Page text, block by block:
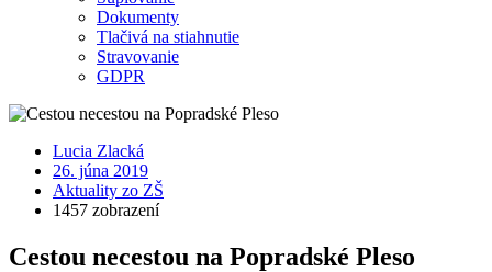
Dokumenty
Tlačivá na stiahnutie
Stravovanie
GDPR
Lucia Zlacká
26. júna 2019
Aktuality zo ZŠ
1457 zobrazení
Cestou necestou na Popradské Pleso